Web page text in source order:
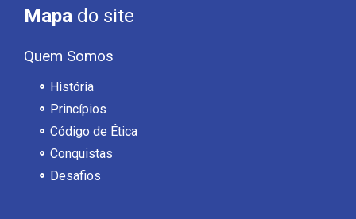
Mapa do site
Quem Somos
História
Princípios
Código de Ética
Conquistas
Desafios